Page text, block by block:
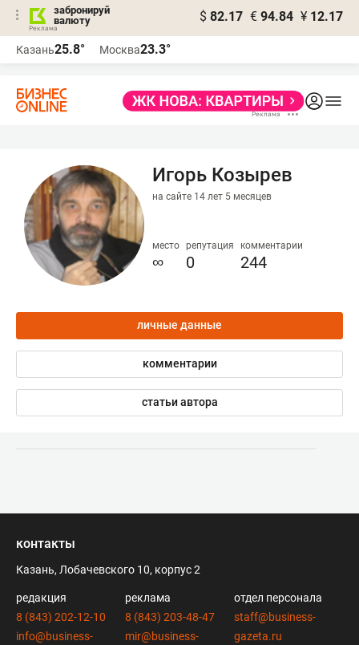
забронируй
валюту
$ 82.17 € 94.84 ¥ 12.17
Казань25.8° Москва23.3°
Игорь Козырев
на сайте 14 лет 5 месяцев
место
∞
репутация
0
комментарии
244
личные данные
комментарии
статьи автора
контакты
Казань, Лобачевского 10, корпус 2
редакция
8 (843) 202-12-10
info@business-
реклама
8 (843) 203-48-47
mir@business-
отдел персонала
staff@business-
gazeta.ru